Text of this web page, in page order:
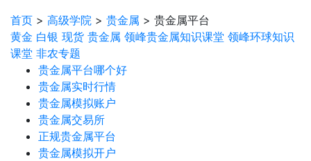
首页 > 高级学院 > 贵金属 > 贵金属平台
黄金 白银 现货 贵金属 领峰贵金属知识课堂 领峰环球知识
课堂 非农专题
贵金属平台哪个好
贵金属实时行情
贵金属模拟账户
贵金属交易所
正规贵金属平台
贵金属模拟开户